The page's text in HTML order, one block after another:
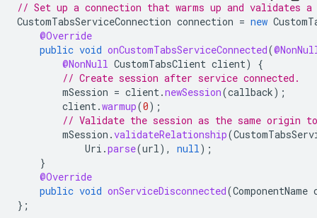
// Set up a connection that warms up and validates a
CustomTabsServiceConnection connection = new
@Override
public void onCustomTabsServiceConnected(
@NonNull CustomTabsClient client)
{
// Create session after service connected.
mSession = client.newSession(callback);
client.warmup(0);
// Validate the session as the same origin
mSession .validateRelationship(
Uri .parse(url), null);
}
@Override
public void onServiceDisconnected(ComponentName
};